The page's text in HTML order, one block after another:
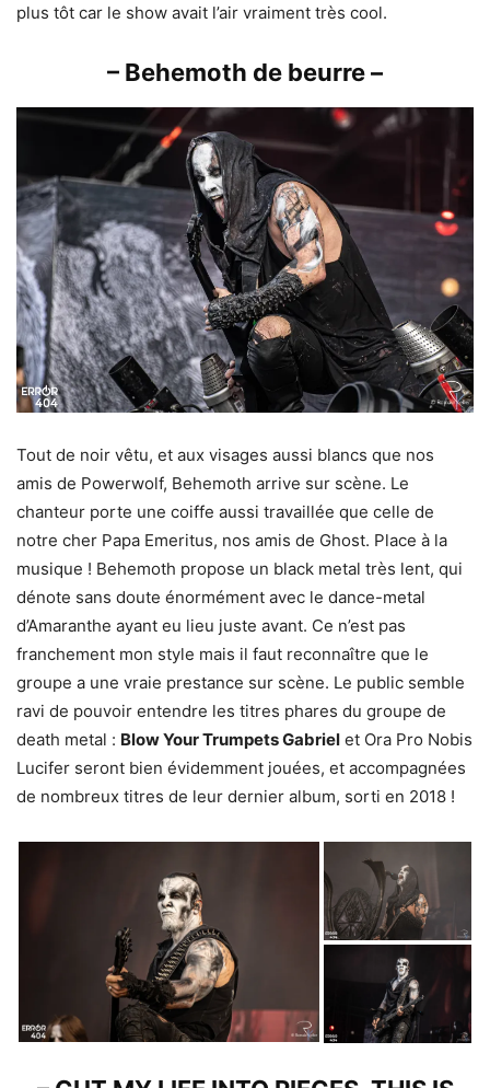
plus tôt car le show avait l’air vraiment très cool.
– Behemoth de beurre –
Tout de noir vêtu, et aux visages aussi blancs que nos
amis de Powerwolf, Behemoth arrive sur scène. Le
chanteur porte une coiffe aussi travaillée que celle de
notre cher Papa Emeritus, nos amis de Ghost. Place à la
musique ! Behemoth propose un black metal très lent, qui
dénote sans doute énormément avec le dance-metal
d’Amaranthe ayant eu lieu juste avant. Ce n’est pas
franchement mon style mais il faut reconnaître que le
groupe a une vraie prestance sur scène. Le public semble
ravi de pouvoir entendre les titres phares du groupe de
death metal : Blow Your Trumpets Gabriel et Ora Pro Nobis
Lucifer seront bien évidemment jouées, et accompagnées
de nombreux titres de leur dernier album, sorti en 2018 !